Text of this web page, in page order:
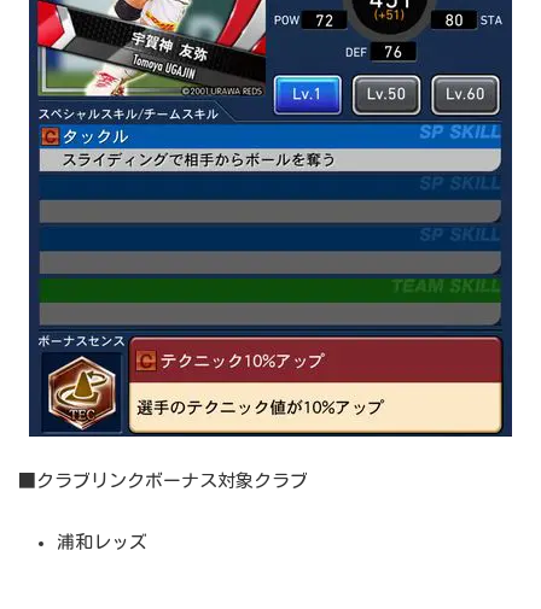
■クラブリンクボーナス対象クラブ
浦和レッズ